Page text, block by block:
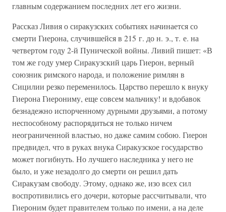
главным содержанием последних лет его жизни.
Рассказ Ливия о сиракузских событиях начинается со
смерти Гиерона, случившейся в 215 г. до н. э., т. е. на
четвертом году 2-й Пунической войны. Ливий пишет: «В
том же году умер Сиракузский царь Гиерон, верный
союзник римского народа, и положение римлян в
Сицилии резко переменилось. Царство перешло к внуку
Гиерона Гиерониму, еще совсем мальчику! и вдобавок
безнадежно испорченному дурными друзьями, а потому
неспособному распорядиться не только ничем
неограниченной властью, но даже самим собою. Гиерон
предвидел, что в руках внука Сиракузское государство
может погибнуть. Но лучшего наследника у него не
было, и уже незадолго до смерти он решил дать
Сиракузам свободу. Этому, однако же, изо всех сил
воспротивились его дочери, которые рассчитывали, что
Гиероним будет правителем только по имени, а на деле